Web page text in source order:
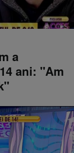
a
ani: "Am